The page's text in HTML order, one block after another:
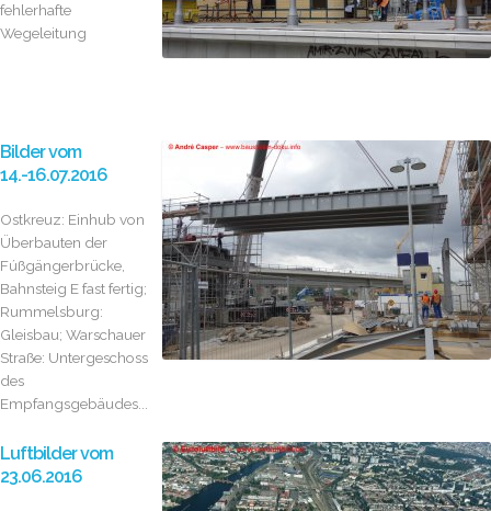
fehlerhafte
Wegeleitung
Bilder vom
14.-16.07.2016
Ostkreuz: Einhub von
Überbauten der
Fúßgängerbrücke,
Bahnsteig E fast fertig;
Rummelsburg:
Gleisbau; Warschauer
Straße: Untergeschoss
des
Empfangsgebäudes...
Luftbilder vom
23.06.2016